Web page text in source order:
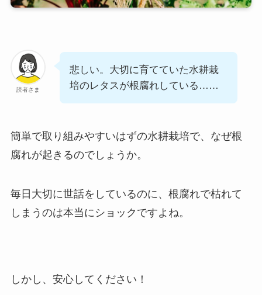
読者さま
悲しい。大切に育てていた水耕栽
培のレタスが根腐れしている……
簡単で取り組みやすいはずの水耕栽培で、なぜ根
腐れが起きるのでしょうか。
毎日大切に世話をしているのに、根腐れで枯れて
しまうのは本当にショックですよね。
しかし、安心してください！